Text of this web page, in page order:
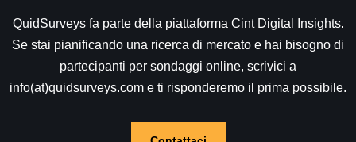
QuidSurveys fa parte della piattaforma Cint Digital Insights.
Se stai pianificando una ricerca di mercato e hai bisogno di
partecipanti per sondaggi online, scrivici a
info(at)quidsurveys.com e ti risponderemo il prima possibile.